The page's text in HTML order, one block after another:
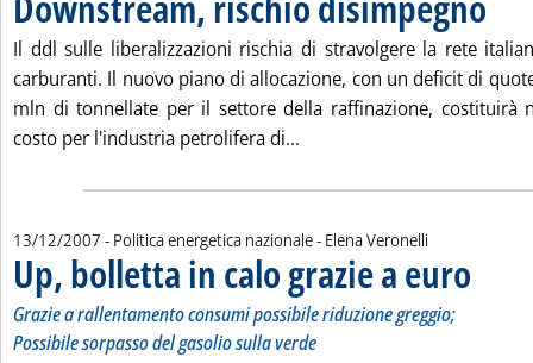
Il ddl sulle liberalizzazioni rischia di stravolgere la rete
carburanti. Il nuovo piano di allocazione, con un deficit di
mln di tonnellate per il settore della raffinazione, costituirà
costo per l'industria petrolifera di...
13/12/2007 - Politica energetica nazionale - di:
Elena Veronelli
Up, bolletta in calo grazie a euro
Grazie a rallentamento consumi possibile riduzione greggio;
Possibile sorpasso del gasolio sulla verde